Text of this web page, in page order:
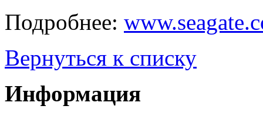
Подробнее:
Вернуться к списку
Информация